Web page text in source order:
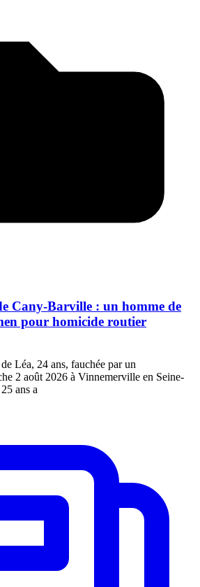
Cany-Barville : un homme de
pour homicide routier
Léa, 24 ans, fauchée par un
2 août 2026 à Vinnemerville en Seine-
ans a